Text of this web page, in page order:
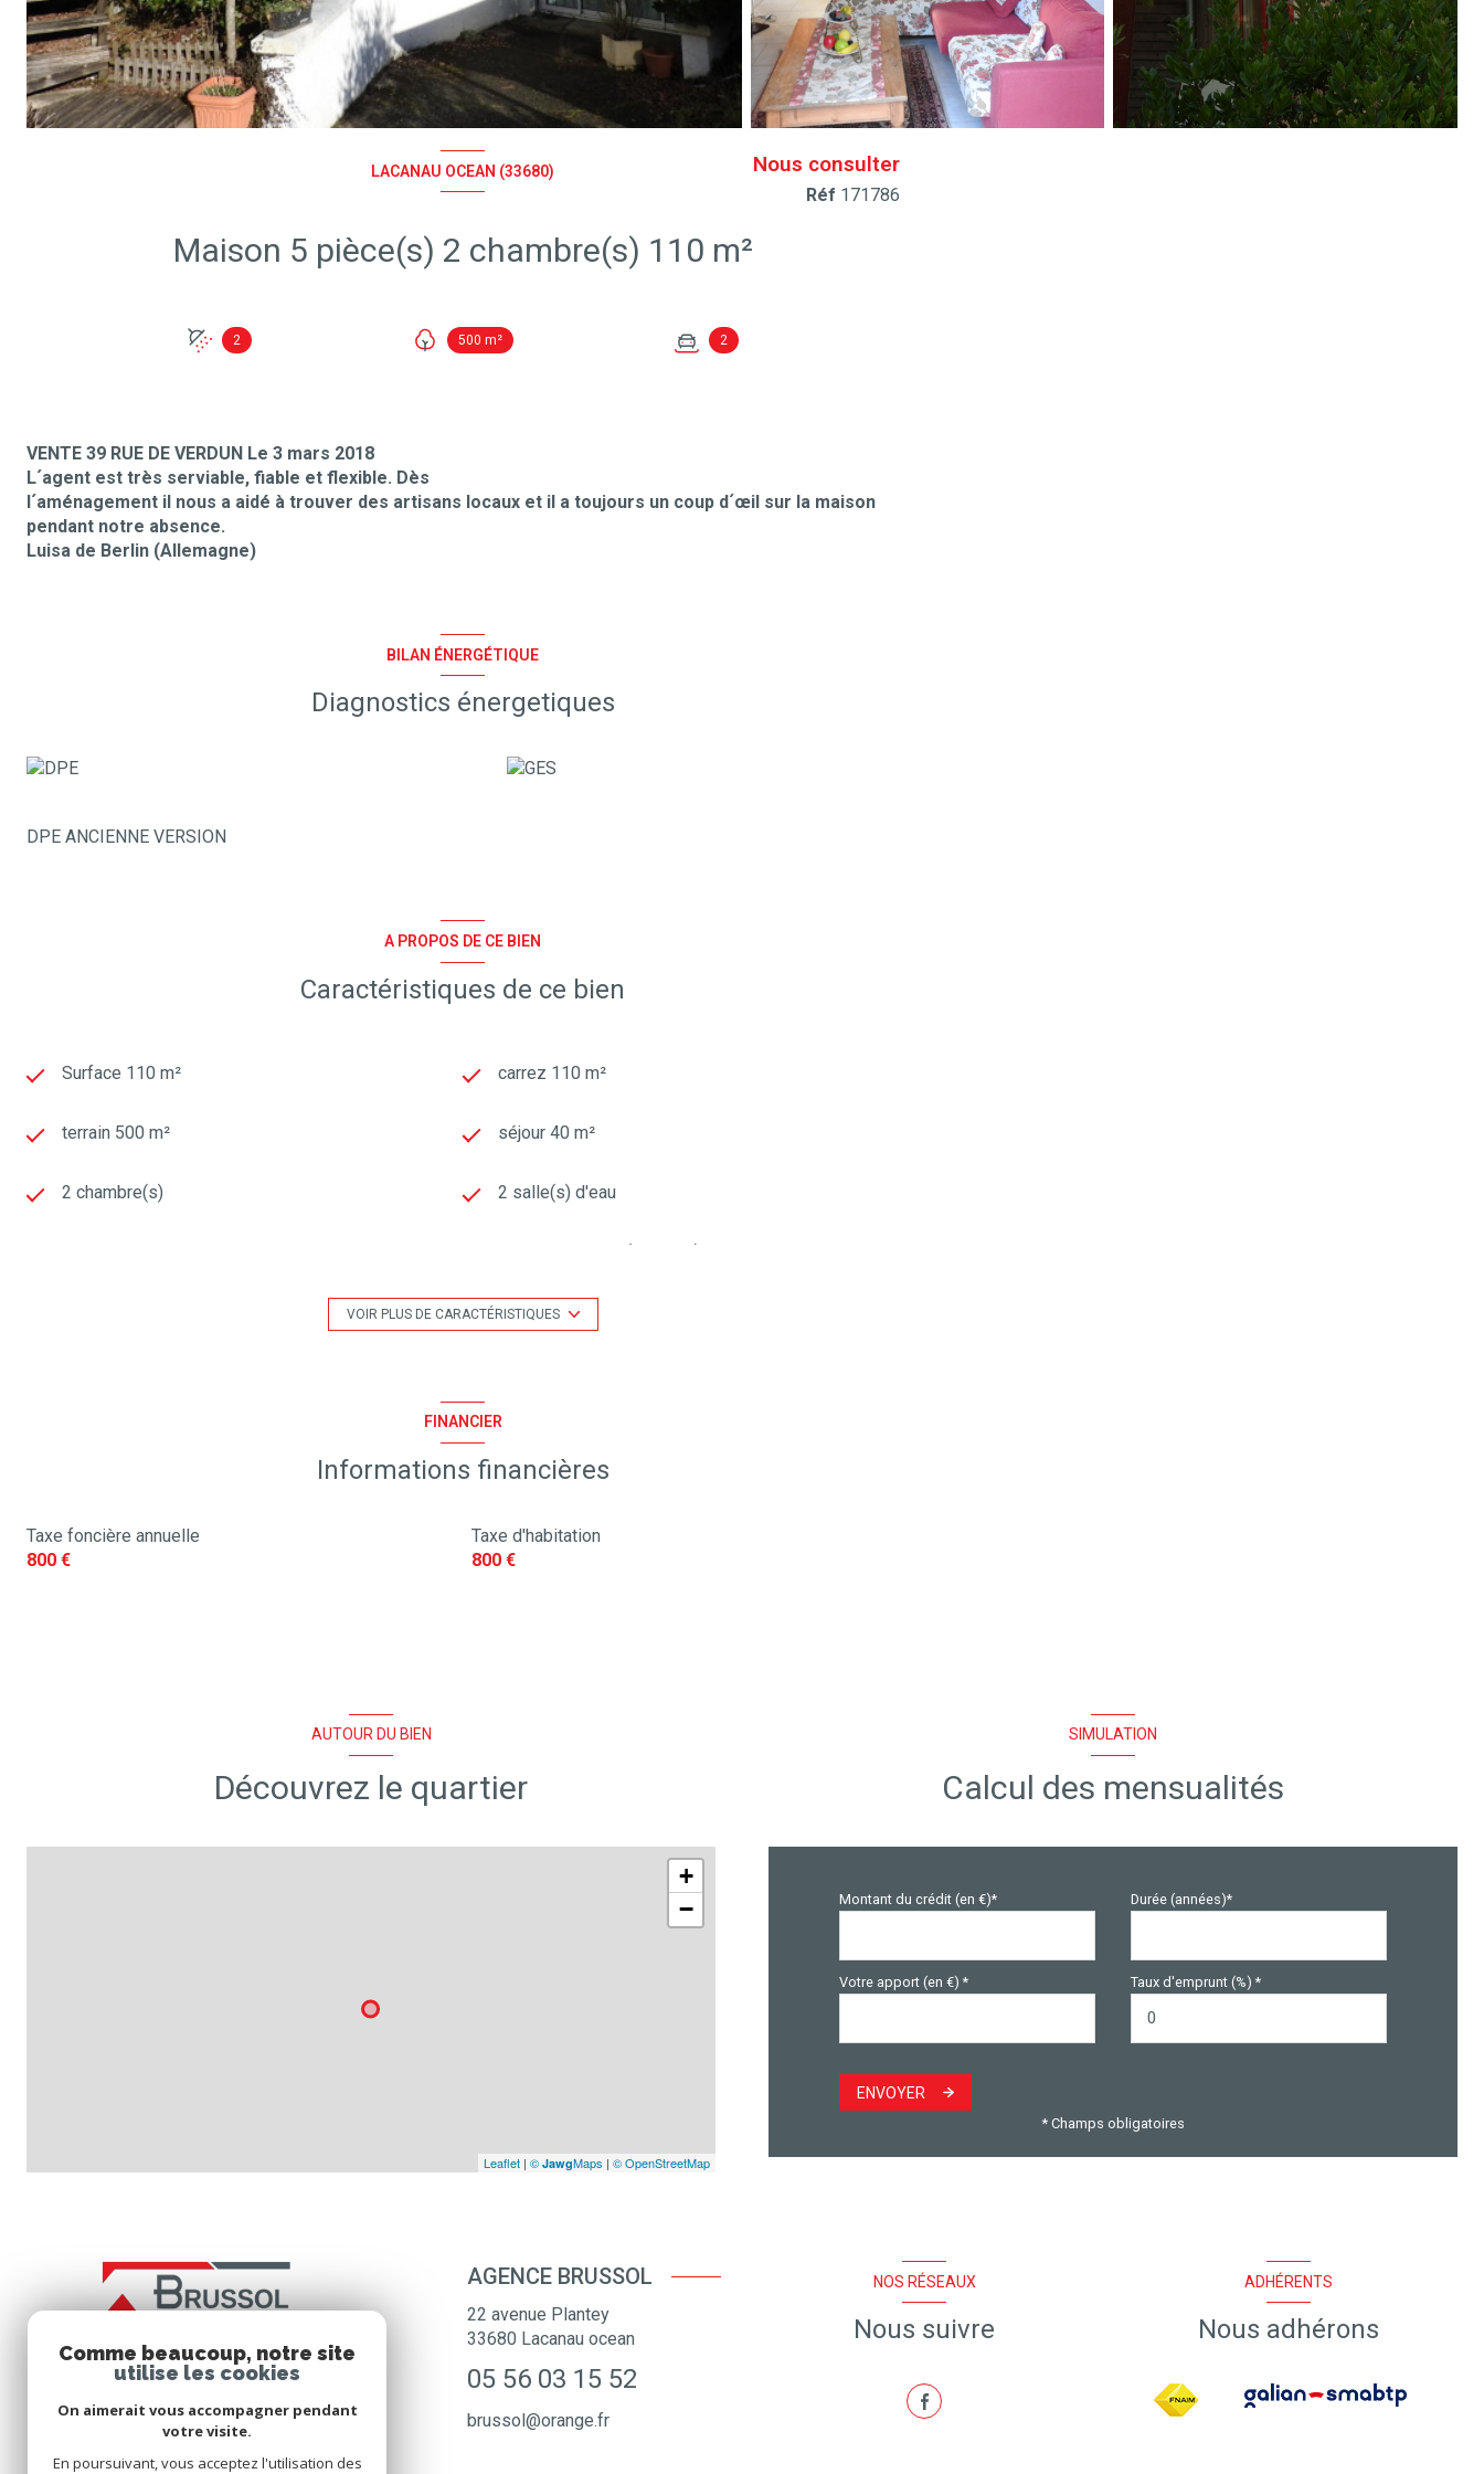
LACANAU OCEAN (33680)
Maison 5 pièce(s) 2 chambre(s) 110 m²
2 500 m² 2
Nous consulter
Réf 171786
VENTE 39 RUE DE VERDUN Le 3 mars 2018
L´agent est très serviable, fiable et flexible. Dès
l´aménagement il nous a aidé à trouver des artisans locaux et il a toujours un coup d´œil sur la maison
pendant notre absence.
Luisa de Berlin (Allemagne)
BILAN ÉNERGÉTIQUE
Diagnostics énergetiques
DPE ANCIENNE VERSION
A PROPOS DE CE BIEN
Caractéristiques de ce bien
Surface 110 m² carrez 110 m²
terrain 500 m² séjour 40 m²
2 chambre(s) 2 salle(s) d'eau
cuisine séparée (équipée)
Chauffage individuel : radiateur (electrique) exposition Sud-Ouest
arboré
VOIR PLUS DE CARACTÉRISTIQUES
FINANCIER
Informations financières
Taxe foncière annuelle
800 €
Taxe d'habitation
800 €
AUTOUR DU BIEN
Découvrez le quartier
+
−
Leaflet | © JawgMaps | © OpenStreetMap
SIMULATION
Calcul des mensualités
Montant du crédit (en €)* Durée (années)*
Votre apport (en €) * Taux d'emprunt (%) *
ENVOYER
* Champs obligatoires
AGENCE BRUSSOL
22 avenue Plantey
33680 Lacanau ocean
05 56 03 15 52
brussol@orange.fr
NOS RÉSEAUX
Nous suivre
ADHÉRENTS
Nous adhérons
Comme beaucoup, notre site
utilise les cookies
On aimerait vous accompagner pendant
votre visite.
En poursuivant, vous acceptez l'utilisation des